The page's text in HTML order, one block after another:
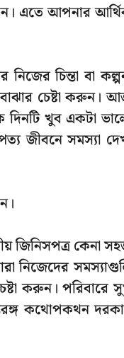
এতে আপনার
চিন্তা বা
চেষ্টা করুন।
দিনটি খুব একটা
জীবনে সমস্যা
জিনিসপত্র কেনা
নিজেদের
করুন। পরিবারে
কথোপকথন